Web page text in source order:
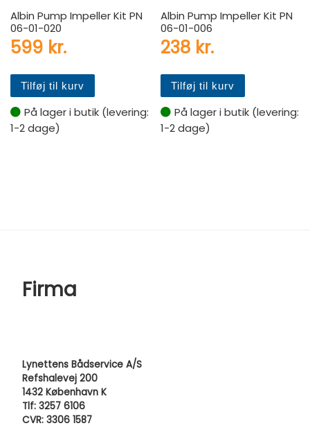
Albin Pump Impeller Kit PN
06-01-020
599 kr.
Tilføj til kurv
På lager i butik (levering:
1-2 dage)
Albin Pump Impeller Kit PN
06-01-006
238 kr.
Tilføj til kurv
På lager i butik (levering:
1-2 dage)
Firma
Lynettens Bådservice A/S
Refshalevej 200
1432 København K
Tlf: 3257 6106
CVR: 3306 1587